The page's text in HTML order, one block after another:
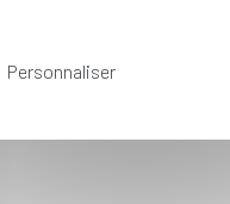
Personnaliser